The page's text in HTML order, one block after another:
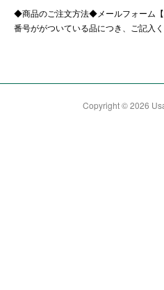
◆商品のご注文方法◆メールフォーム
番号ががついている品につき、ご記入
Copyright ©2026